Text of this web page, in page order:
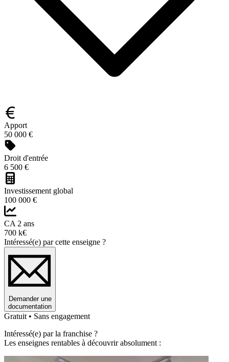
Apport
50 000 €
Droit d'entrée
6 500 €
Investissement global
100 000 €
CA 2 ans
700 k€
Intéressé(e) par cette enseigne ?
Demander une
documentation
Gratuit • Sans engagement
Intéressé(e) par la franchise ?
Les enseignes rentables à découvrir absolument :